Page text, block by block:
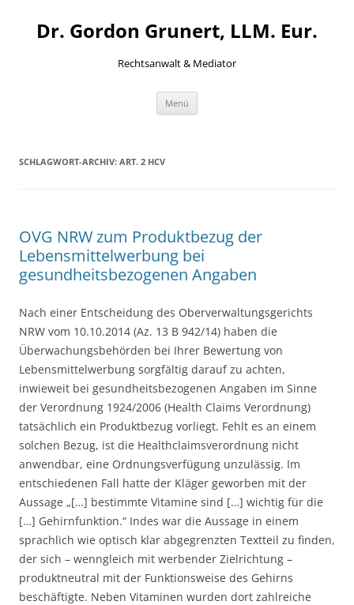
springen
Dr. Gordon Grunert, LLM. Eur.
Rechtsanwalt & Mediator
Menü
SCHLAGWORT-ARCHIV: ART. 2 HCV
OVG NRW zum Produktbezug der
Lebensmittelwerbung bei
gesundheitsbezogenen Angaben
Nach einer Entscheidung des Oberverwaltungsgerichts
NRW vom 10.10.2014 (Az. 13 B 942/14) haben die
Überwachungsbehörden bei Ihrer Bewertung von
Lebensmittelwerbung sorgfältig darauf zu achten,
inwieweit bei gesundheitsbezogenen Angaben im Sinne
der Verordnung 1924/2006 (Health Claims Verordnung)
tatsächlich ein Produktbezug vorliegt. Fehlt es an einem
solchen Bezug, ist die Healthclaimsverordnung nicht
anwendbar, eine Ordnungsverfügung unzulässig. Im
entschiedenen Fall hatte der Kläger geworben mit der
Aussage „[…] bestimmte Vitamine sind […] wichtig für die
[…] Gehirnfunktion.“ Indes war die Aussage in einem
sprachlich wie optisch klar abgegrenzten Textteil zu finden,
der sich – wenngleich mit werbender Zielrichtung –
produktneutral mit der Funktionsweise des Gehirns
beschäftigte. Neben Vitaminen wurden dort zahlreiche